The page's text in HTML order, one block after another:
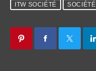
ITW SOCIÉTÉ SOCIÉTÉ